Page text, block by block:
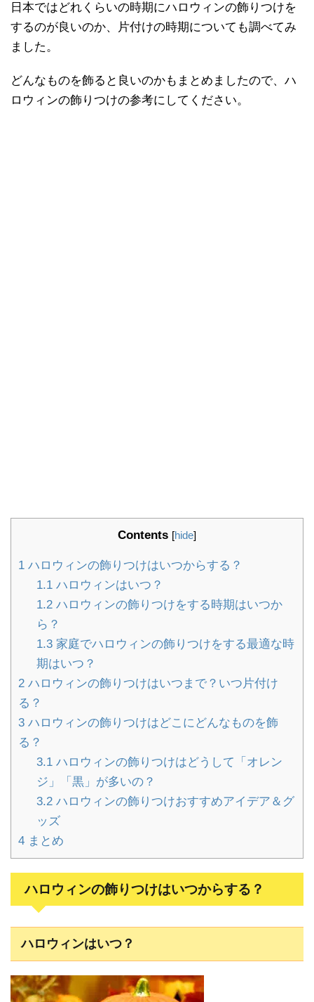
日本ではどれくらいの時期にハロウィンの飾りつけを
するのが良いのか、片付けの時期についても調べてみ
ました。
どんなものを飾ると良いのかもまとめましたので、ハ
ロウィンの飾りつけの参考にしてください。
Contents [hide]
1 ハロウィンの飾りつけはいつからする？
1.1ハロウィンはいつ？
1.2ハロウィンの飾りつけをする時期はいつか
ら？
1.3家庭でハロウィンの飾りつけをする最適な時
期はいつ？
2 ハロウィンの飾りつけはいつまで？いつ片付け
る？
3 ハロウィンの飾りつけはどこにどんなものを飾
る？
3.1ハロウィンの飾りつけはどうして「オレン
ジ」「黒」が多いの？
3.2ハロウィンの飾りつけおすすめアイデア＆グ
ッズ
4 まとめ
ハロウィンの飾りつけはいつからする？
ハロウィンはいつ？